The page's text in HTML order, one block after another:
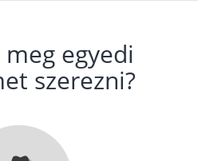
egyedi
szerezni?